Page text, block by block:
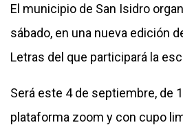
El municipio de San Isidro
sábado, en una nueva edición
Letras del que participará la
Será este 4 de septiembre, de
plataforma zoom y con cupo